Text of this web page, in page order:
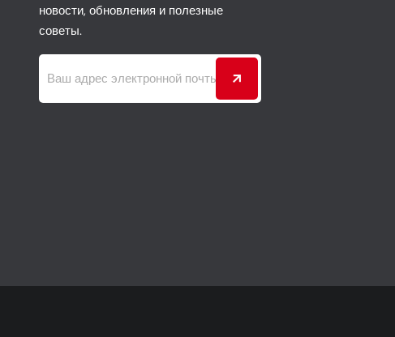
новости, обновления и полезные
советы.